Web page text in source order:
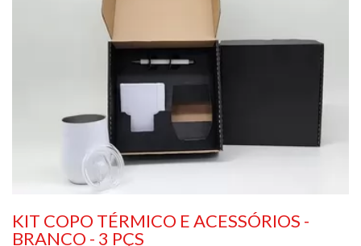
KIT COPO TÉRMICO E ACESSÓRIOS -
BRANCO - 3 PÇS